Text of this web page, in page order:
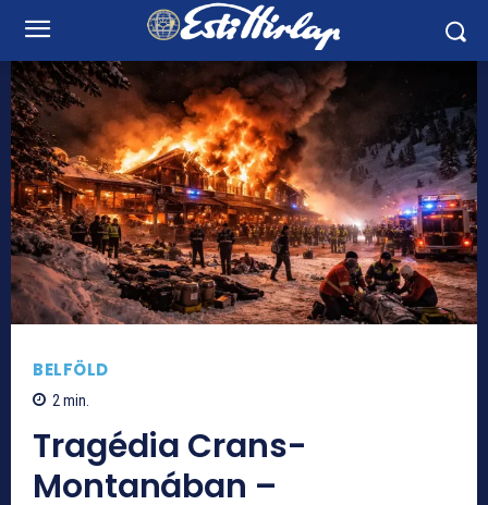
BELFÖLD
2min.
Tragédia Crans-
Montanában –